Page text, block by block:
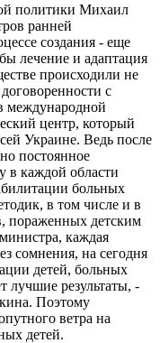
политики Михаил
ранней
создания - еще
лечение и адаптация
происходили не
с
международной
центр, который
Украине. Ведь после
постоянное
в каждой области
больных
в том числе и в
пораженных детским
каждая
сомнения, на сегодня
детей, больных
лучшие результаты, -
Поэтому
ветра на
детей.